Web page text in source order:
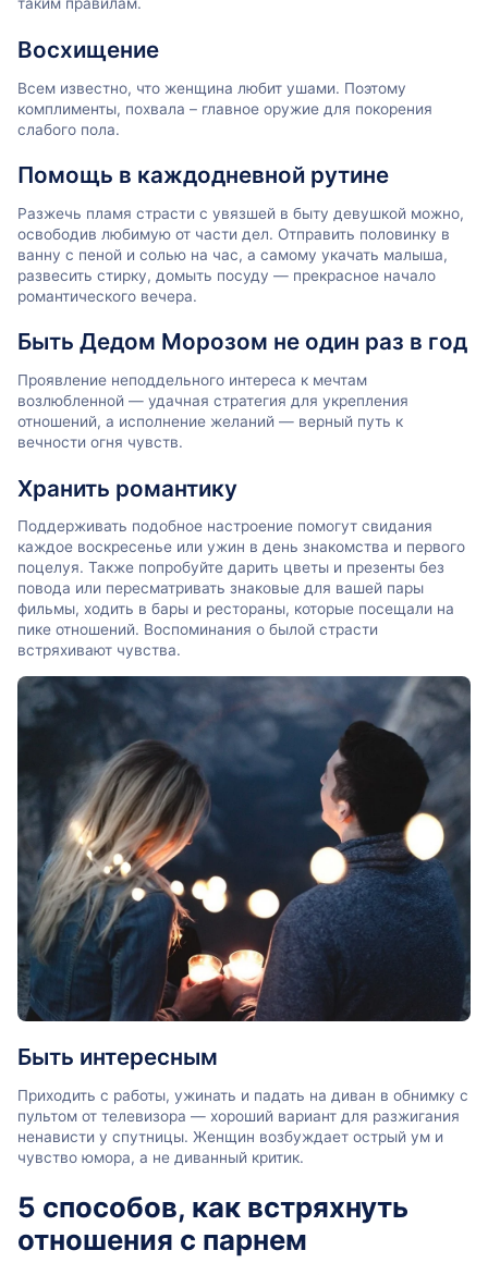
таким правилам.
Восхищение
Всем известно, что женщина любит ушами. Поэтому
комплименты, похвала – главное оружие для покорения
слабого пола.
Помощь в каждодневной рутине
Разжечь пламя страсти с увязшей в быту девушкой можно,
освободив любимую от части дел. Отправить половинку в
ванну с пеной и солью на час, а самому укачать малыша,
развесить стирку, домыть посуду — прекрасное начало
романтического вечера.
Быть Дедом Морозом не один раз в год
Проявление неподдельного интереса к мечтам
возлюбленной — удачная стратегия для укрепления
отношений, а исполнение желаний — верный путь к
вечности огня чувств.
Хранить романтику
Поддерживать подобное настроение помогут свидания
каждое воскресенье или ужин в день знакомства и первого
поцелуя. Также попробуйте дарить цветы и презенты без
повода или пересматривать знаковые для вашей пары
фильмы, ходить в бары и рестораны, которые посещали на
пике отношений. Воспоминания о былой страсти
встряхивают чувства.
Быть интересным
Приходить с работы, ужинать и падать на диван в обнимку с
пультом от телевизора — хороший вариант для разжигания
ненависти у спутницы. Женщин возбуждает острый ум и
чувство юмора, а не диванный критик.
5 способов, как встряхнуть
отношения с парнем